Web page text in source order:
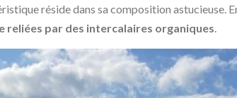
réside dans sa composition astucieuse.
reliées par des intercalaires organiques.